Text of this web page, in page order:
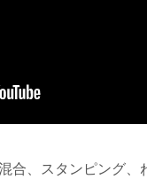
合、スタンピング